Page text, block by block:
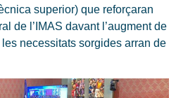
superior) que reforçaran
de l’IMAS davant l’augment de
necessitats sorgides arran de